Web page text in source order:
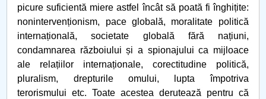
picure suficientă miere astfel încât să poată fi înghițite:
nonintervenționism, pace globală, moralitate politică
internațională, societate globală fără națiuni,
condamnarea războiului și a spionajului ca mijloace
ale relațiilor internaționale, corectitudine politică,
pluralism, drepturile omului, lupta împotriva
terorismului etc. Toate acestea derutează pentru că